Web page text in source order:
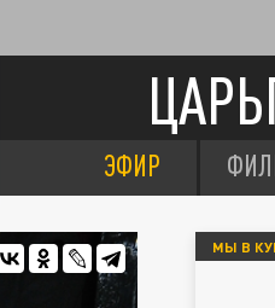
ЭФИР
МЫ В